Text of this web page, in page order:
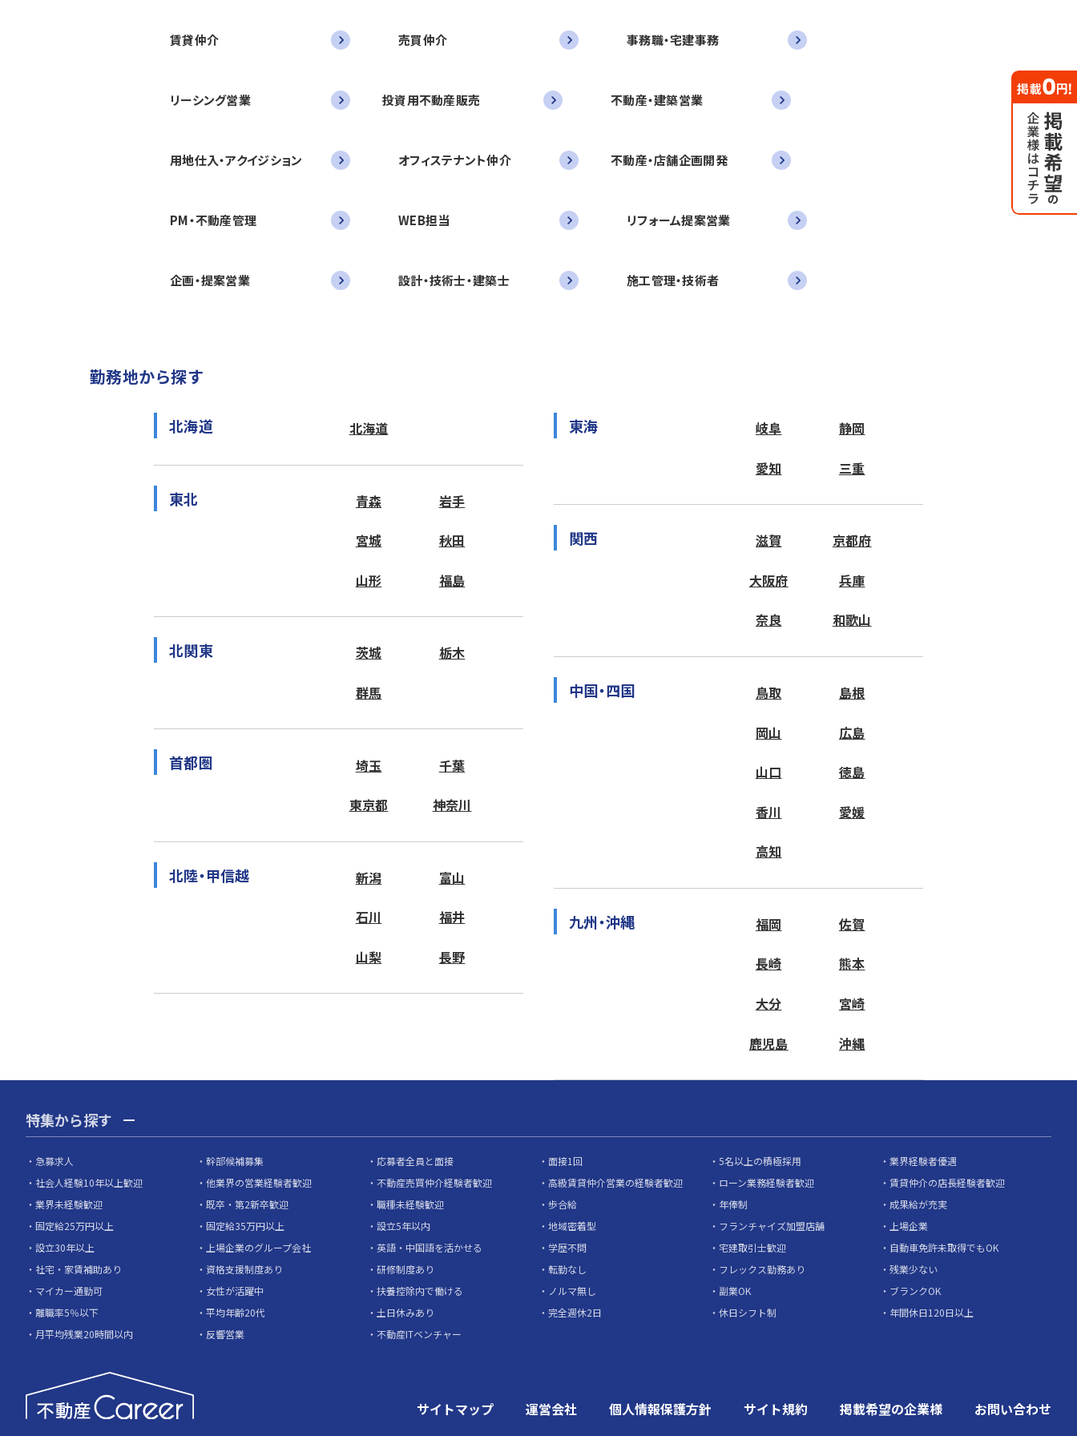
賃貸仲介 売買仲介 事務職・宅建事務
リーシング営業 投資用不動産販売 不動産・建築営業
用地仕入・アクイジション オフィステナント仲介 不動産・店舗企画開発
PM・不動産管理 WEB担当 リフォーム提案営業
企画・提案営業 設計・技術士・建築士 施工管理・技術者
勤務地から探す
北海道 北海道
東北 青森 岩手
宮城 秋田
山形 福島
北関東 茨城 栃木
群馬
首都圏 埼玉 千葉
東京都 神奈川
北陸・甲信越 新潟 富山
石川 福井
山梨 長野
東海 岐阜 静岡
愛知 三重
関西 滋賀 京都府
大阪府 兵庫
奈良 和歌山
中国・四国 鳥取 島根
岡山 広島
山口 徳島
香川 愛媛
高知
九州・沖縄 福岡 佐賀
長崎 熊本
大分 宮崎
鹿児島 沖縄
特集から探す
急募求人 幹部候補募集 応募者全員と面接 面接1回 5名以上の積極採用
業界経験者優遇
社会人経験10年以上歓迎
他業界の営業経験者歓迎 不動産売買仲介経験者歓迎 高級賃貸仲介営業の経験者歓迎 ローン業務経験者歓迎
賃貸仲介の店長経験者歓迎
業界未経験歓迎
既卒・第2新卒歓迎 職種未経験歓迎 歩合給 年俸制
成果給が充実
固定給25万円以上
固定給35万円以上 設立5年以内 地域密着型 フランチャイズ加盟店舗
上場企業
設立30年以上
上場企業のグループ会社 英語・中国語を活かせる 学歴不問 宅建取引士歓迎
自動車免許未取得でもOK
社宅・家賃補助あり
資格支援制度あり 研修制度あり 転勤なし フレックス勤務あり
残業少ない
マイカー通勤可
女性が活躍中 扶養控除内で働ける ノルマ無し 副業OK
ブランクOK
離職率5％以下
平均年齢20代 土日休みあり 完全週休2日 休日シフト制
年間休日120日以上
月平均残業20時間以内
反響営業 不動産ITベンチャー
サイトマップ 運営会社 個人情報保護方針 サイト規約 掲載希望の企業様 お問い合わせ